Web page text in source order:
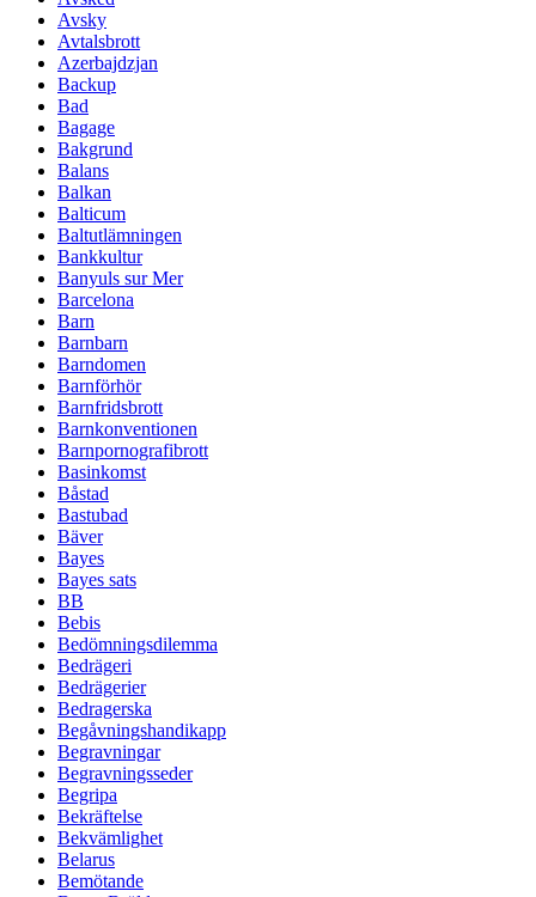
Avsky
Avtalsbrott
Azerbajdzjan
Backup
Bad
Bagage
Bakgrund
Balans
Balkan
Balticum
Baltutlämningen
Bankkultur
Banyuls sur Mer
Barcelona
Barn
Barnbarn
Barndomen
Barnförhör
Barnfridsbrott
Barnkonventionen
Barnpornografibrott
Basinkomst
Båstad
Bastubad
Bäver
Bayes
Bayes sats
BB
Bebis
Bedömningsdilemma
Bedrägeri
Bedrägerier
Bedragerska
Begåvningshandikapp
Begravningar
Begravningsseder
Begripa
Bekräftelse
Bekvämlighet
Belarus
Bemötande